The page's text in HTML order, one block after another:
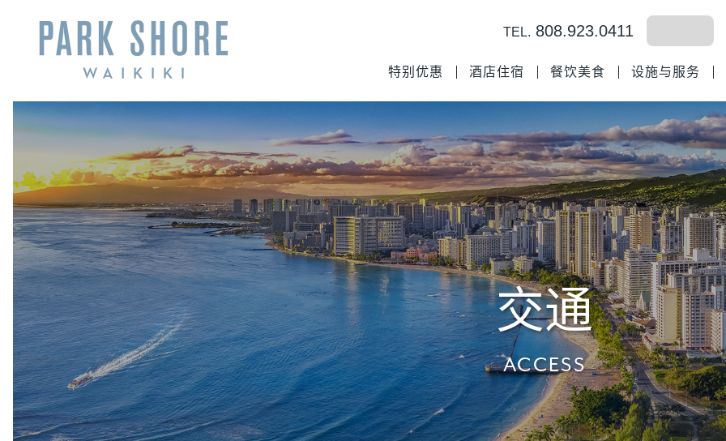
TEL. 808.923.0411
特别优惠 酒店住宿 餐饮美食 设施与服务
交通
ACCESS